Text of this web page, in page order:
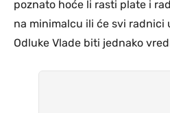
poznato hoće li rasti plate i
na minimalcu ili će svi radnici
Odluke Vlade biti jednako